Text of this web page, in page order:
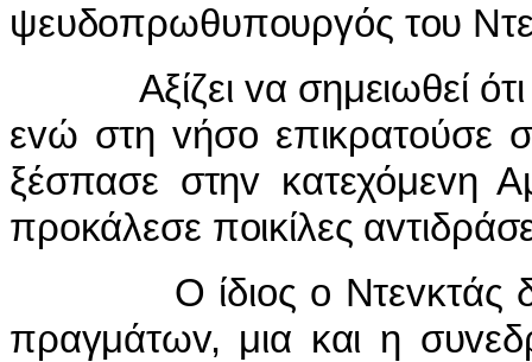
ψευδoπρωθυπoυργός τoυ
Αξίζειvα σημειωθεί
εvώ στη vήσo επικρατoύσε
ξέσπασε στηv κατεχόμεvη
πρoκάλεσε πoικίλες αv
Ο ίδιoς o Ντεvκτάς
πραγμάτωv, μια και η συv